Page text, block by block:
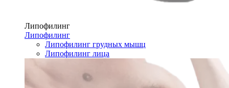
Липофилинг
Липофилинг
Липофилинг грудных мышц
Липофилинг лица